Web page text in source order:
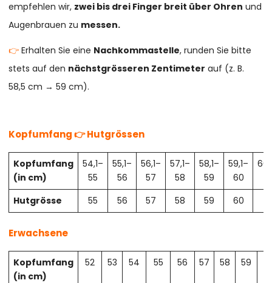
empfehlen wir, zwei bis drei Finger breit über Ohren und
Augenbrauen zu messen.
👉Erhalten Sie eine Nachkommastelle, runden Sie bitte
stets auf den nächstgrösseren Zentimeter auf (z. B.
58,5 cm → 59 cm).
Kopfumfang 👉 Hutgrössen
Kopfumfang
(in cm)
54,1–
55
55,1–
56
56,1–
57
57,1–
58
58,1–
59
59,1–
60
Hutgrösse
55 56 57 58 59 60
Erwachsene
Kopfumfang
(in cm)
52 53 54 55 56 57 58 59